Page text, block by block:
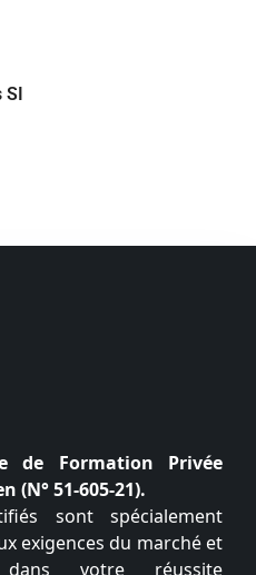
de Formation Privée
(N° 51-605-21).
sont spécialement
exigences du marché et
dans votre réussite